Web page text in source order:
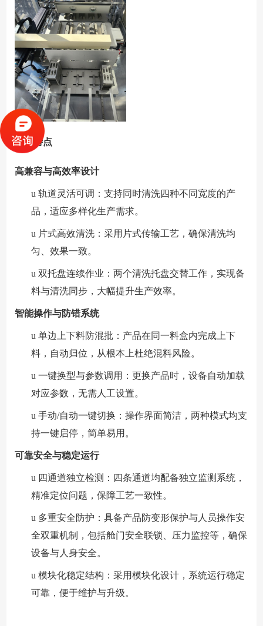
产品特点
高兼容与高效率设计
u 轨道灵活可调：支持同时清洗四种不同宽度的产
品，适应多样化生产需求。
u 片式高效清洗：采用片式传输工艺，确保清洗均
匀、效果一致。
u 双托盘连续作业：两个清洗托盘交替工作，实现备
料与清洗同步，大幅提升生产效率。
智能操作与防错系统
u 单边上下料防混批：产品在同一料盒内完成上下
料，自动归位，从根本上杜绝混料风险。
u 一键换型与参数调用：更换产品时，设备自动加载
对应参数，无需人工设置。
u 手动/自动一键切换：操作界面简洁，两种模式均支
持一键启停，简单易用。
可靠安全与稳定运行
u 四通道独立检测：四条通道均配备独立监测系统，
精准定位问题，保障工艺一致性。
u 多重安全防护：具备产品防变形保护与人员操作安
全双重机制，包括舱门安全联锁、压力监控等，确保
设备与人身安全。
u 模块化稳定结构：采用模块化设计，系统运行稳定
可靠，便于维护与升级。